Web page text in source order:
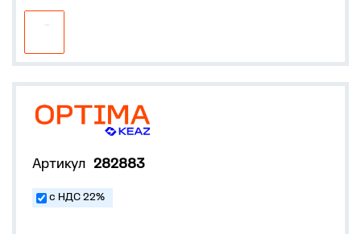
Артикул 282883
с НДС 22%